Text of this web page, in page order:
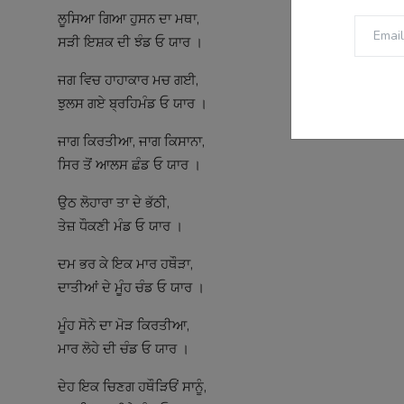
ਲੂਸਿਆ ਗਿਆ ਹੁਸਨ ਦਾ ਮਥਾ,
ਸੜੀ ਇਸ਼ਕ ਦੀ ਝੰਡ ਓ ਯਾਰ ।
ਜਗ ਵਿਚ ਹਾਹਾਕਾਰ ਮਚ ਗਈ,
ਝੁਲਸ ਗਏ ਬ੍ਰਹਿਮੰਡ ਓ ਯਾਰ ।
ਜਾਗ ਕਿਰਤੀਆ, ਜਾਗ ਕਿਸਾਨਾ,
ਸਿਰ ਤੋਂ ਆਲਸ ਛੰਡ ਓ ਯਾਰ ।
ਉਠ ਲੋਹਾਰਾ ਤਾ ਦੇ ਭੱਠੀ,
ਤੇਜ਼ ਧੌਕਣੀ ਮੰਡ ਓ ਯਾਰ ।
ਦਮ ਭਰ ਕੇ ਇਕ ਮਾਰ ਹਥੌੜਾ,
ਦਾਤੀਆਂ ਦੇ ਮੂੰਹ ਚੰਡ ਓ ਯਾਰ ।
ਮੂੰਹ ਸੋਨੇ ਦਾ ਮੋੜ ਕਿਰਤੀਆ,
ਮਾਰ ਲੋਹੇ ਦੀ ਚੰਡ ਓ ਯਾਰ ।
ਦੇਹ ਇਕ ਚਿਣਗ ਹਥੌੜਿਓਂ ਸਾਨੂੰ,